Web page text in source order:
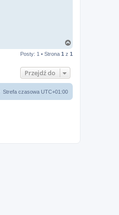
g
Posty: 1 • Strona 1 z 1
Przejdź do
Strefa czasowa UTC+01:00